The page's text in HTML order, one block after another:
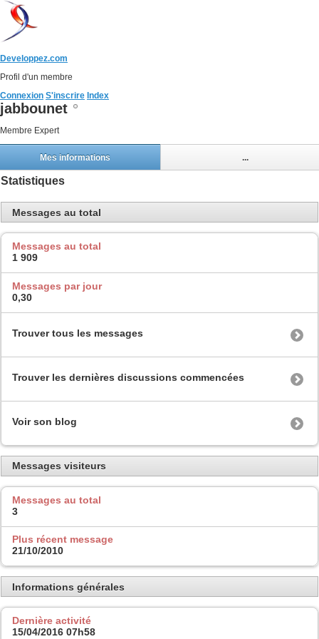
Developpez.com
Profil d'un membre
Connexion S'inscrire Index
jabbounet
Membre Expert
Mes informations ...
Statistiques
Messages au total
Messages au total
1 909
Messages par jour
0,30
Trouver tous les messages
Trouver les dernières discussions commencées
Voir son blog
Messages visiteurs
Messages au total
3
Plus récent message
21/10/2010
Informations générales
Dernière activité
15/04/2016 07h58